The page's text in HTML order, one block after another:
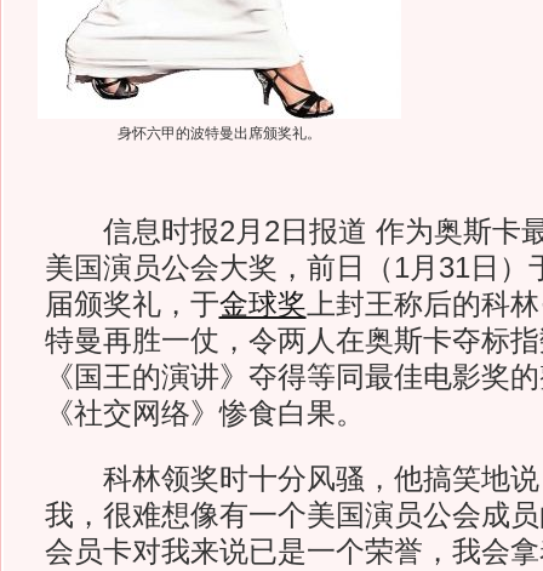
身怀六甲的波特曼出席颁奖礼。
信息时报2月2日报道 作为奥斯卡
美国演员公会大奖，前日（1月31日）
届颁奖礼，于金球奖 上封王称后的科
特曼再胜一仗，令两人在奥斯卡夺标
《国王的演讲》夺得等同最佳电影奖
《社交网络》惨食白果。
科林领奖时十分风骚，他搞笑地说
我，很难想像有一个美国演员公会成
会员卡对我来说已是一个荣誉，我会